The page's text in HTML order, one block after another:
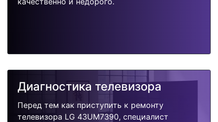
Диагностика телевизора
Перед тем как приступить к ремонту
телевизора LG 43UM7390, специалист